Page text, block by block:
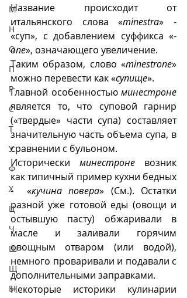
М
Н
О
П
Р
С
Т
У
Ф
Х
Ц
Ч
Ш
Щ
Ы
Название происходит от
итальянского слова «minestra» -
«суп», с добавлением суффикса «-
one», означающего увеличение.
Таким образом, слово «minestrone»
можно перевести как «супище».
Главной особенностью минестроне
является то, что суповой гарнир
(«твердые» части супа) составляет
значительную часть объема супа, в
сравнении с бульоном.
Исторически минестроне возник
как типичный пример кухни бедных
-  «кучина повера» (См.). Остатки
разной уже готовой еды (овощи и
остывшую пасту) обжаривали в
масле и заливали горячим
овощным отваром (или водой),
немного проваривали и подавали с
дополнительными заправками.
Некоторые историки кулинарии